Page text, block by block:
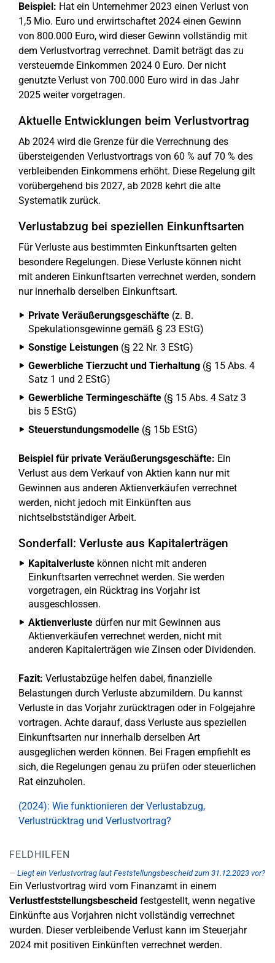
Beispiel: Hat ein Unternehmer 2023 einen Verlust von
1,5 Mio. Euro und erwirtschaftet 2024 einen Gewinn
von 800.000 Euro, wird dieser Gewinn vollständig mit
dem Verlustvortrag verrechnet. Damit beträgt das zu
versteuernde Einkommen 2024 0 Euro. Der nicht
genutzte Verlust von 700.000 Euro wird in das Jahr
2025 weiter vorgetragen.
Aktuelle Entwicklungen beim Verlustvortrag
Ab 2024 wird die Grenze für die Verrechnung des
übersteigenden Verlustvortrags von 60 % auf 70 % des
verbleibenden Einkommens erhöht. Diese Regelung gilt
vorübergehend bis 2027, ab 2028 kehrt die alte
Systematik zurück.
Verlustabzug bei speziellen Einkunftsarten
Für Verluste aus bestimmten Einkunftsarten gelten
besondere Regelungen. Diese Verluste können nicht
mit anderen Einkunftsarten verrechnet werden, sondern
nur innerhalb derselben Einkunftsart.
Private Veräußerungsgeschäfte (z. B.
Spekulationsgewinne gemäß § 23 EStG)
Sonstige Leistungen (§ 22 Nr. 3 EStG)
Gewerbliche Tierzucht und Tierhaltung (§ 15 Abs. 4
Satz 1 und 2 EStG)
Gewerbliche Termingeschäfte (§ 15 Abs. 4 Satz 3
bis 5 EStG)
Steuerstundungsmodelle (§ 15b EStG)
Beispiel für private Veräußerungsgeschäfte: Ein
Verlust aus dem Verkauf von Aktien kann nur mit
Gewinnen aus anderen Aktienverkäufen verrechnet
werden, nicht jedoch mit Einkünften aus
nichtselbstständiger Arbeit.
Sonderfall: Verluste aus Kapitalerträgen
Kapitalverluste können nicht mit anderen
Einkunftsarten verrechnet werden. Sie werden
vorgetragen, ein Rücktrag ins Vorjahr ist
ausgeschlossen.
Aktienverluste dürfen nur mit Gewinnen aus
Aktienverkäufen verrechnet werden, nicht mit
anderen Kapitalerträgen wie Zinsen oder Dividenden.
Fazit: Verlustabzüge helfen dabei, finanzielle
Belastungen durch Verluste abzumildern. Du kannst
Verluste in das Vorjahr zurücktragen oder in Folgejahre
vortragen. Achte darauf, dass Verluste aus speziellen
Einkunftsarten nur innerhalb derselben Art
ausgeglichen werden können. Bei Fragen empfiehlt es
sich, die Regelungen genau zu prüfen oder steuerlichen
Rat einzuholen.
(2024): Wie funktionieren der Verlustabzug,
Verlustrücktrag und Verlustvortrag?
FELDHILFEN
Liegt ein Verlustvortrag laut Feststellungsbescheid zum 31.12.2023 vor?
Ein Verlustvortrag wird vom Finanzamt in einem
Verlustfeststellungsbescheid festgestellt, wenn negative
Einkünfte aus Vorjahren nicht vollständig verrechnet
wurden. Dieser verbleibende Verlust kann im Steuerjahr
2024 mit positiven Einkünften verrechnet werden.